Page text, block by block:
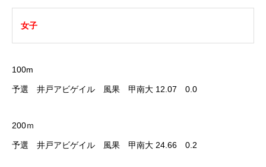
女子
100m
予選 井戸アビゲイル 風果 甲南大 12.07 0.0
200ｍ
予選 井戸アビゲイル 風果 甲南大 24.66 0.2